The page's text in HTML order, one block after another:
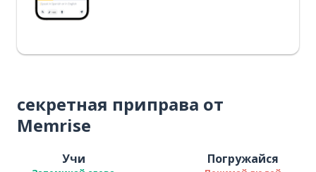
секретная приправа от
Memrise
Учи Погружайся